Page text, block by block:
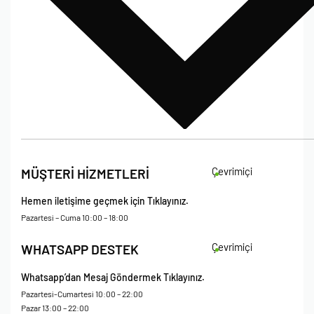
Çerez Politikası
Kişisel Verileri Koruma – Çerez ve Ticari İletişim Açık Rıza Metni
Mesafeli Satış Sözleşmesi
MÜŞTERİ HİZMETLERİ Çevrimiçi
Hemen iletişime geçmek için Tıklayınız.
Pazartesi – Cuma 10:00 – 18:00
WHATSAPP DESTEK Çevrimiçi
Whatsapp’dan Mesaj Göndermek Tıklayınız.
Pazartesi-Cumartesi 10:00 – 22:00
Pazar 13:00 – 22:00